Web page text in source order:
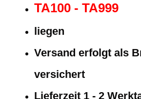
TA100 - TA999
liegen
Versand erfolgt als
versichert
Lieferzeit 1 - 2